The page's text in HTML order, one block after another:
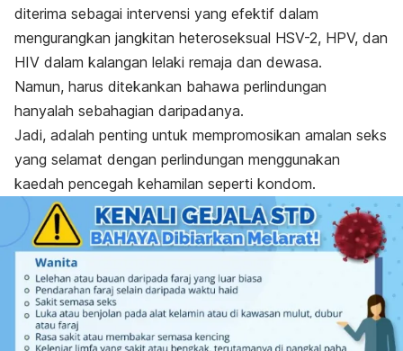
diterima sebagai intervensi yang efektif dalam
mengurangkan jangkitan heteroseksual HSV-2, HPV, dan
HIV dalam kalangan lelaki remaja dan dewasa.
Namun, harus ditekankan bahawa perlindungan
hanyalah sebahagian daripadanya.
Jadi, adalah penting untuk mempromosikan amalan seks
yang selamat dengan perlindungan menggunakan
kaedah pencegah kehamilan seperti kondom.